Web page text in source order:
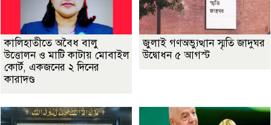
কালিহাতীতে অবৈধ বালু
উত্তোলন ও মাটি কাটায় মোবাইল
কোর্ট, একজনের ২ দিনের
কারাদণ্ড
জুলাই গণঅভ্যুত্থান স্মৃতি জাদুঘর
উদ্বোধন ৫ আগস্ট